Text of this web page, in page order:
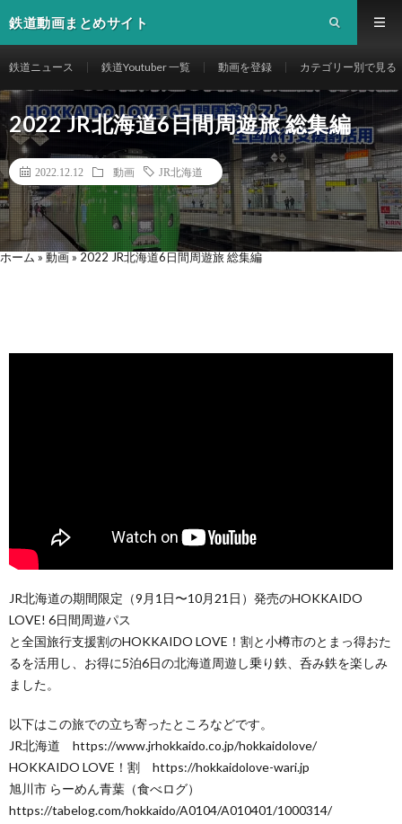
鉄道動画まとめサイト
鉄道ニュース 鉄道Youtuber 一覧 動画を登録 カテゴリー別で見る
2022 JR北海道6日間周遊旅 総集編
2022.12.12 動画 JR北海道
ホーム » 動画 » 2022 JR北海道6日間周遊旅 総集編
JR北海道の期間限定（9月1日〜10月21日）発売のHOKKAIDO
LOVE! 6日間周遊パス
と全国旅行支援割のHOKKAIDO LOVE！割と小樽市のとまっ得おた
るを活用し、お得に5泊6日の北海道周遊し乗り鉄、呑み鉄を楽しみ
ました。
以下はこの旅での立ち寄ったところなどです。
JR北海道 https://www.jrhokkaido.co.jp/hokkaidolove/
HOKKAIDO LOVE！割 https://hokkaidolove-wari.jp
旭川市 らーめん青葉（食べログ）
https://tabelog.com/hokkaido/A0104/A010401/1000314/